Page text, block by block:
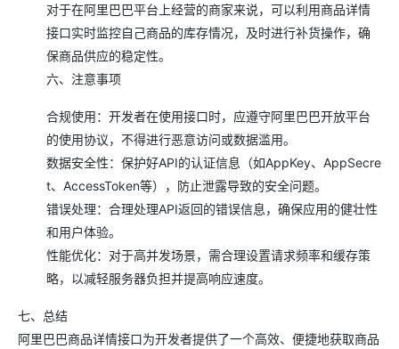
对于在阿里巴巴平台上经营的商家来说，可以利用商品详情
接口实时监控自己商品的库存情况，及时进行补货操作，确
保商品供应的稳定性。
六、注意事项
合规使用：开发者在使用接口时，应遵守阿里巴巴开放平台
的使用协议，不得进行恶意访问或数据滥用。
数据安全性：保护好API的认证信息（如AppKey、AppSecre
t、AccessToken等），防止泄露导致的安全问题。
错误处理：合理处理API返回的错误信息，确保应用的健壮性
和用户体验。
性能优化：对于高并发场景，需合理设置请求频率和缓存策
略，以减轻服务器负担并提高响应速度。
七、总结
阿里巴巴商品详情接口为开发者提供了一个高效、便捷地获取商品